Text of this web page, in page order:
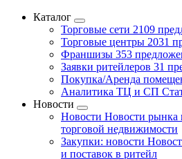
Каталог
Торговые сети 2109
Торговые центры 2031
Франшизы 353
Заявки ритейлеров 31
Покупка/Аренда
Аналитика ТЦ и СП
Новости
Новости Новости рынка
торговой недвижимости
Закупки: новости
и поставок в ритейл